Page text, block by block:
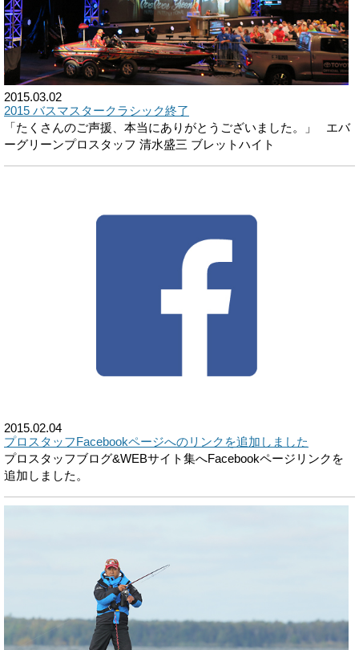
2015.03.02
2015 バスマスタークラシック終了
「たくさんのご声援、本当にありがとうございました。」 エバ
ーグリーンプロスタッフ 清水盛三 ブレットハイト
2015.02.04
プロスタッフFacebookページへのリンクを追加しました
プロスタッフブログ&WEBサイト集へFacebookページリンクを
追加しました。